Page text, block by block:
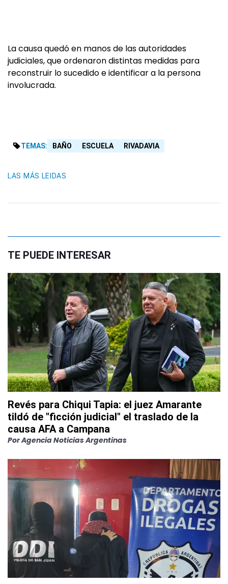
La causa quedó en manos de las autoridades
judiciales, que ordenaron distintas medidas para
reconstruir lo sucedido e identificar a la persona
involucrada.
TEMAS: BAÑO ESCUELA RIVADAVIA
LAS MÁS LEIDAS
TE PUEDE INTERESAR
Revés para Chiqui Tapia: el juez Amarante
tildó de "ficción judicial" el traslado de la
causa AFA a Campana
PorAgencia Noticias Argentinas